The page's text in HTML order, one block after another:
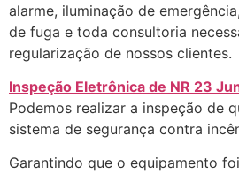
alarme, iluminação de
de fuga e toda consultoria
regularização de nossos clientes.
Inspeção Eletrônica de NR 23
Podemos realizar a inspeção de
sistema de segurança contra
Garantindo que o equipamento